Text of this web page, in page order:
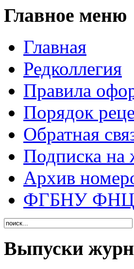
Главное меню
Главная
Редколлегия
Правила
Порядок
Обратная
Подписка на
Архив
ФГБНУ ФНЦ
Выпуски